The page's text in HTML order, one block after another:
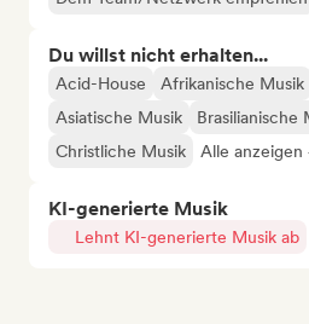
Du willst nicht erhalten...
Acid-House Afrikanische Musik
Asiatische Musik
Brasilianische
Christliche Musik
Alle anzeigen
KI-generierte Musik
Lehnt KI-generierte Musik ab